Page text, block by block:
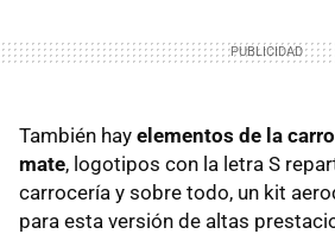
También hay elementos de la
mate, logotipos con la letra S
carrocería y sobre todo, un kit
para esta versión de altas